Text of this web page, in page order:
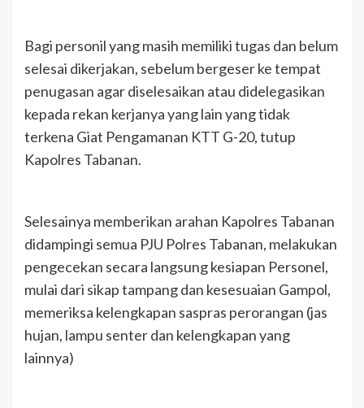
Bagi personil yang masih memiliki tugas dan belum
selesai dikerjakan, sebelum bergeser ke tempat
penugasan agar diselesaikan atau didelegasikan
kepada rekan kerjanya yang lain yang tidak
terkena Giat Pengamanan KTT G-20, tutup
Kapolres Tabanan.
Selesainya memberikan arahan Kapolres Tabanan
didampingi semua PJU Polres Tabanan, melakukan
pengecekan secara langsung kesiapan Personel,
mulai dari sikap tampang dan kesesuaian Gampol,
memeriksa kelengkapan saspras perorangan (jas
hujan, lampu senter dan kelengkapan yang
lainnya)